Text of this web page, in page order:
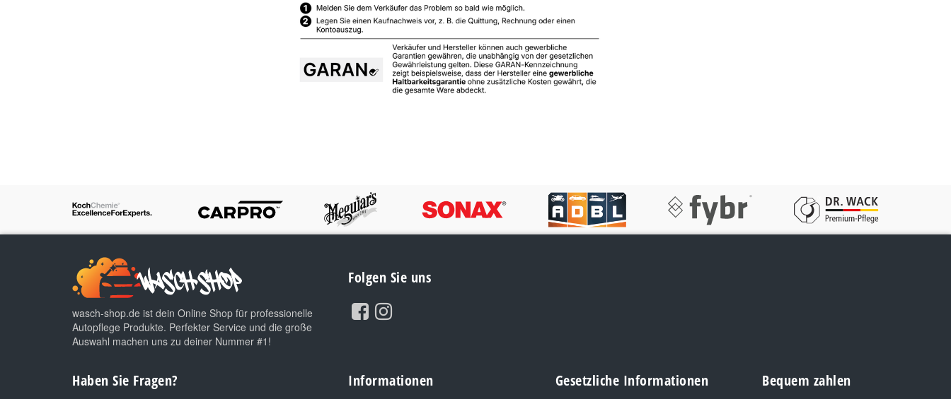
wasch-shop.de ist dein Online Shop für professionelle
Autopflege Produkte. Perfekter Service und die große
Auswahl machen uns zu deiner Nummer #1!
Folgen Sie uns
Haben Sie Fragen? Informationen Gesetzliche Informationen Bequem zahlen